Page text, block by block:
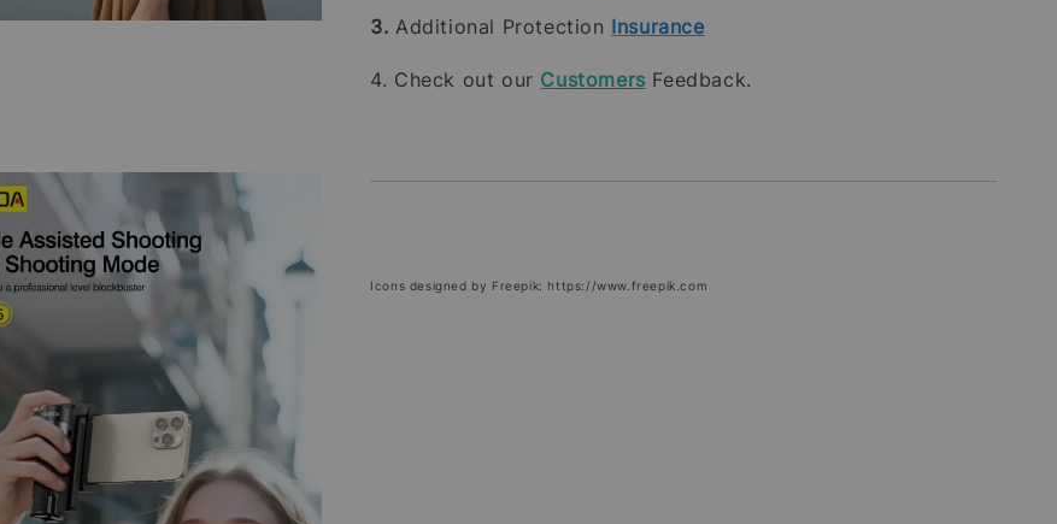
3. Additional Protection Insurance
4. Check out our Customers Feedback.
Icons designed by Freepik: https://www.freepik.com